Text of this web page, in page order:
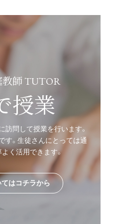
教師 TUTOR
授業
訪問して授業を行います。
す。生徒さんにとっては通
く活用できます。
はコチラから